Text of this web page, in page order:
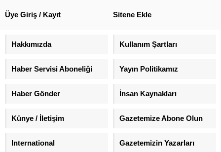
Krubera’ya inmeyi başardı. 2190
metre olarak bilinen mağaraya 1
mağaranın derinliğinin aslında
Avrupalılara kadar birçok
Üye Giriş / Kayıt Sitene Ekle
Hakkımızda Kullanım Şartları
Haber Servisi Aboneliği Yayın Politikamız
Haber Gönder İnsan Kaynakları
Künye / İletişim Gazetemize Abone Olun
International Gazetemizin Yazarları